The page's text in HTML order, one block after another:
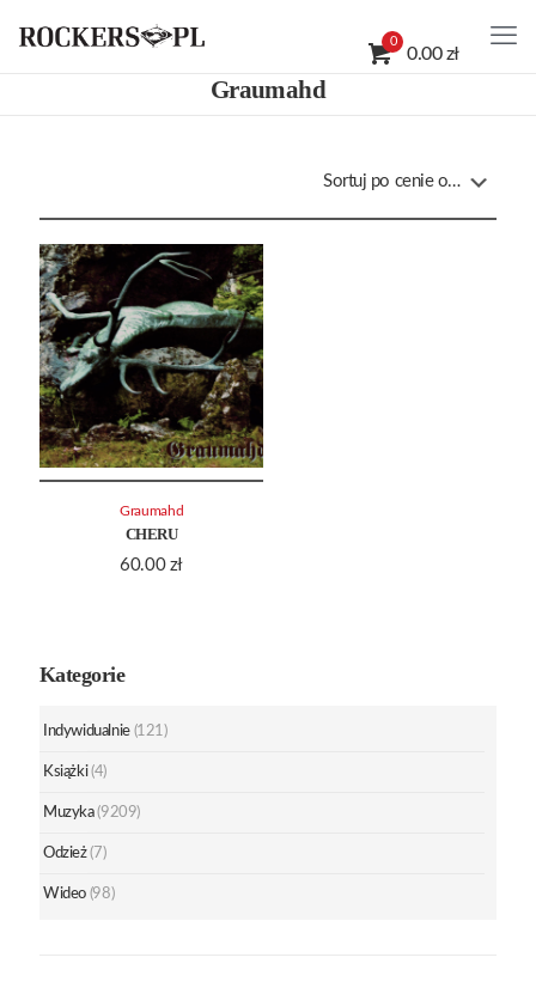
0
0.00 zł
Graumahd
CHERU
60.00 zł
Graumahd
Kategorie
Indywidualnie (121)
Książki (4)
Muzyka (9209)
Odzież (7)
Wideo (98)